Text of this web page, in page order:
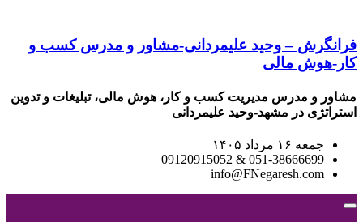
فرانگرش – وحید علیمردانی-مشاور و مدرس کسب و
کار-هوش مالی
مشاور و مدرس مدیریت کسب و کار، هوش مالی، تبلیغات و تدوین
استراتژی در مشهد-وحید علیمردانی
جمعه ۱۶ مرداد ۱۴۰۵
051-38666699 & 09120915052
info@FNegaresh.com